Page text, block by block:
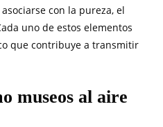
con la pureza, el
uno de estos elementos
que contribuye a transmitir
museos al aire